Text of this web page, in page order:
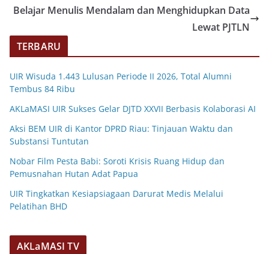
Belajar Menulis Mendalam dan Menghidupkan Data
Lewat PJTLN
TERBARU
UIR Wisuda 1.443 Lulusan Periode II 2026, Total Alumni
Tembus 84 Ribu
AKLaMASI UIR Sukses Gelar DJTD XXVII Berbasis Kolaborasi AI
Aksi BEM UIR di Kantor DPRD Riau: Tinjauan Waktu dan
Substansi Tuntutan
Nobar Film Pesta Babi: Soroti Krisis Ruang Hidup dan
Pemusnahan Hutan Adat Papua
UIR Tingkatkan Kesiapsiagaan Darurat Medis Melalui
Pelatihan BHD
AKLaMASI TV